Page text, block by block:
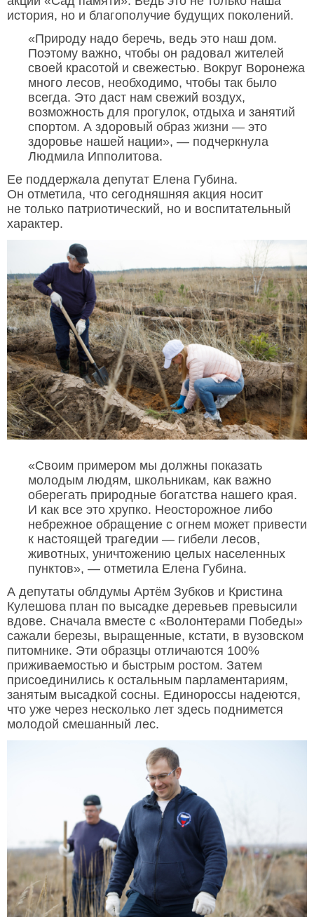
история, но и благополучие будущих поколений.
«Природу надо беречь, ведь это наш дом.
Поэтому важно, чтобы он радовал жителей
своей красотой и свежестью. Вокруг Воронежа
много лесов, необходимо, чтобы так было
всегда. Это даст нам свежий воздух,
возможность для прогулок, отдыха и занятий
спортом. А здоровый образ жизни — это
здоровье нашей нации», — подчеркнула
Людмила Ипполитова.
Ее поддержала депутат Елена Губина.
Он отметила, что сегодняшняя акция носит
не только патриотический, но и воспитательный
характер.
«Своим примером мы должны показать
молодым людям, школьникам, как важно
оберегать природные богатства нашего края.
И как все это хрупко. Неосторожное либо
небрежное обращение с огнем может привести
к настоящей трагедии — гибели лесов,
животных, уничтожению целых населенных
пунктов», — отметила Елена Губина.
А депутаты облдумы Артём Зубков и Кристина
Кулешова план по высадке деревьев превысили
вдове. Сначала вместе с «Волонтерами Победы»
сажали березы, выращенные, кстати, в вузовском
питомнике. Эти образцы отличаются 100%
приживаемостью и быстрым ростом. Затем
присоединились к остальным парламентариям,
занятым высадкой сосны. Единороссы надеются,
что уже через несколько лет здесь поднимется
молодой смешанный лес.